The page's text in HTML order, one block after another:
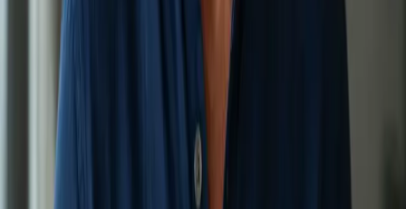
Vypadávání vlasů
Komplexní konzultace vypadávání vlasů přes bezpečný
videohovor s lékaři registrovanými v ČLK — identifikace příčiny
a poradenství na základě důkazů.